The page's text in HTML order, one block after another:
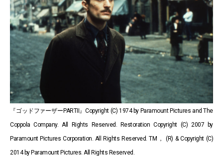
『ゴッドファーザーPARTII』Copyright (C) 1974 by Paramount Pictures and The
Coppola Company. All Rights Reserved. Restoration Copyright (C) 2007 by
Paramount Pictures Corporation. All Rights Reserved. TM， (R) & Copyright (C)
2014 by Paramount Pictures. All Rights Reserved.